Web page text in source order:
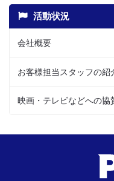
活動状況
会社概要
お客様担当スタッフの紹
映画・テレビなどへの協